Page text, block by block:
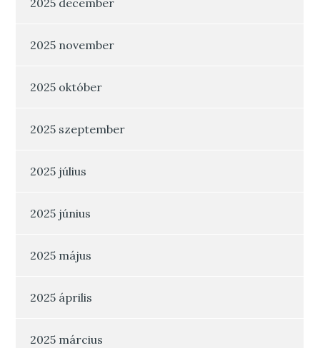
2025 december
2025 november
2025 október
2025 szeptember
2025 július
2025 június
2025 május
2025 április
2025 március